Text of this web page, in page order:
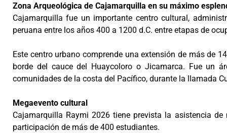
Zona Arqueológica de Cajamarquilla en su máximo
Cajamarquilla fue un importante centro cultural,
peruana entre los años 400 a 1200 d.C. entre etapas de
Este centro urbano comprende una extensión de más de
borde del cauce del Huaycoloro o Jicamarca. Fue un
comunidades de la costa del Pacífico, durante la llamada
Megaevento cultural
Cajamarquilla Raymi 2026 tiene prevista la asistencia
participación de más de 400 estudiantes.